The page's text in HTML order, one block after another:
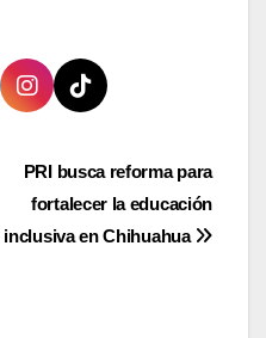
PRI busca reforma para
fortalecer la educación
inclusiva en Chihuahua